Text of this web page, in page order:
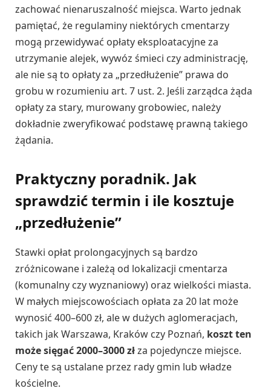
zachować nienaruszalność miejsca. Warto jednak
pamiętać, że regulaminy niektórych cmentarzy
mogą przewidywać opłaty eksploatacyjne za
utrzymanie alejek, wywóz śmieci czy administrację,
ale nie są to opłaty za „przedłużenie” prawa do
grobu w rozumieniu art. 7 ust. 2. Jeśli zarządca żąda
opłaty za stary, murowany grobowiec, należy
dokładnie zweryfikować podstawę prawną takiego
żądania.
Praktyczny poradnik. Jak
sprawdzić termin i ile kosztuje
„przedłużenie”
Stawki opłat prolongacyjnych są bardzo
zróżnicowane i zależą od lokalizacji cmentarza
(komunalny czy wyznaniowy) oraz wielkości miasta.
W małych miejscowościach opłata za 20 lat może
wynosić 400–600 zł, ale w dużych aglomeracjach,
takich jak Warszawa, Kraków czy Poznań, koszt ten
może sięgać 2000–3000 złza pojedyncze miejsce.
Ceny te są ustalane przez rady gmin lub władze
kościelne.